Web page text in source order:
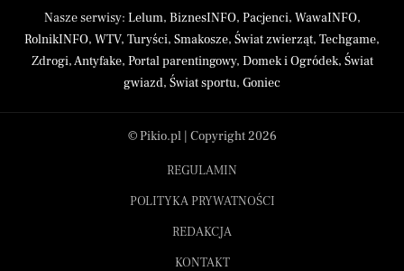
Nasze serwisy: Lelum, BiznesINFO, Pacjenci, WawaINFO,
RolnikINFO, WTV, Turyści, Smakosze, Świat zwierząt, Techgame,
Zdrogi,Antyfake, Portal parentingowy, Domek i Ogródek, Świat
gwiazd, Świat sportu, Goniec
© Pikio.pl | Copyright 2026
REGULAMIN
POLITYKA PRYWATNOŚCI
REDAKCJA
KONTAKT